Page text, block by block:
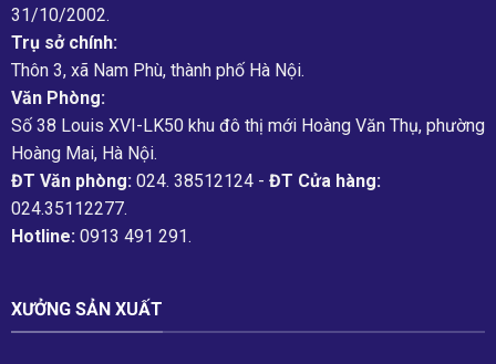
31/10/2002.
Trụ sở chính:
Thôn 3, xã Nam Phù, thành phố Hà Nội.
Văn Phòng:
Số 38 Louis XVI-LK50 khu đô thị mới Hoàng Văn Thụ, phường
Hoàng Mai, Hà Nội.
ĐT Văn phòng:024. 38512124 - ĐT Cửa hàng:
024.35112277.
Hotline:0913 491 291.
XƯỞNG SẢN XUẤT